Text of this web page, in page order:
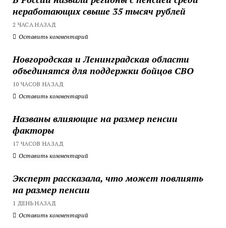
неработающих свыше 35 тысяч рублей
2 ЧАСА НАЗАД
Оставить комментарий
Новгородская и Ленинградская области
объединятся для поддержки бойцов СВО
10 ЧАСОВ НАЗАД
Оставить комментарий
Названы влияющие на размер пенсии
факторы
17 ЧАСОВ НАЗАД
Оставить комментарий
Эксперт рассказала, что может повлиять
на размер пенсии
1 ДЕНЬ НАЗАД
Оставить комментарий